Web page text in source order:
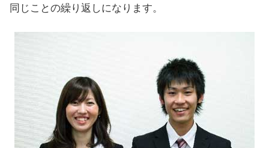
同じことの繰り返しになります。